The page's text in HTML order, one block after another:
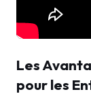
Les
pour les